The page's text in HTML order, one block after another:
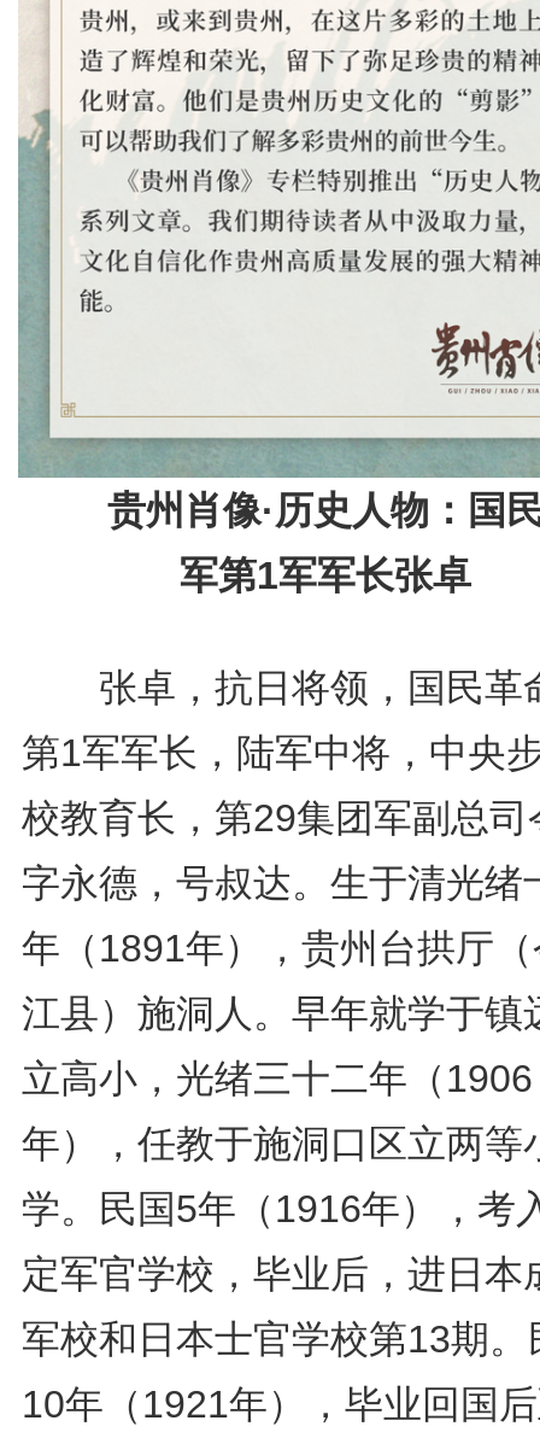
贵州肖像·历史人物：国
军第1军军长张卓
张卓，抗日将领，国民革
第1军军长，陆军中将，中央
校教育长，第29集团军副总司
字永德，号叔达。生于清光绪
年（1891年），贵州台拱厅
江县）施洞人。早年就学于镇
立高小，光绪三十二年（1906
年），任教于施洞口区立两等
学。民国5年（1916年），考
定军官学校，毕业后，进日本
军校和日本士官学校第13期。
10年（1921年），毕业回国